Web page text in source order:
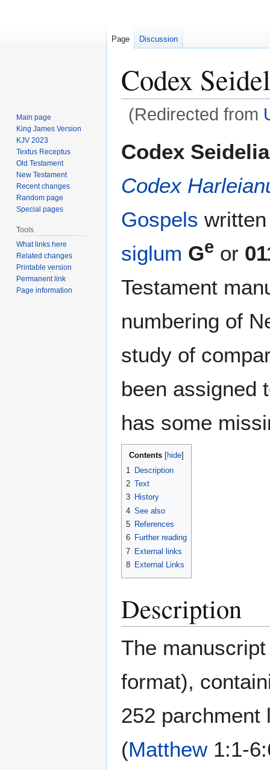
Codex
(Redirected from
to
to
Codex
Codex
Gospels
siglum Ge or
Testament
numbering of
study of
been assigned
has some
Contents
1
Description
2 Text
3 History
4 See also
5 References
6 Further reading
7 External links
8 External Links
Description
The
format),
252
(Matthew1:1-
Page Discussion
Main page
King James Version
KJV 2023
Textus Receptus
Old Testament
New Testament
Recent changes
Random page
Special pages
Tools
What links here
Related changes
Printable version
Permanent link
Page information